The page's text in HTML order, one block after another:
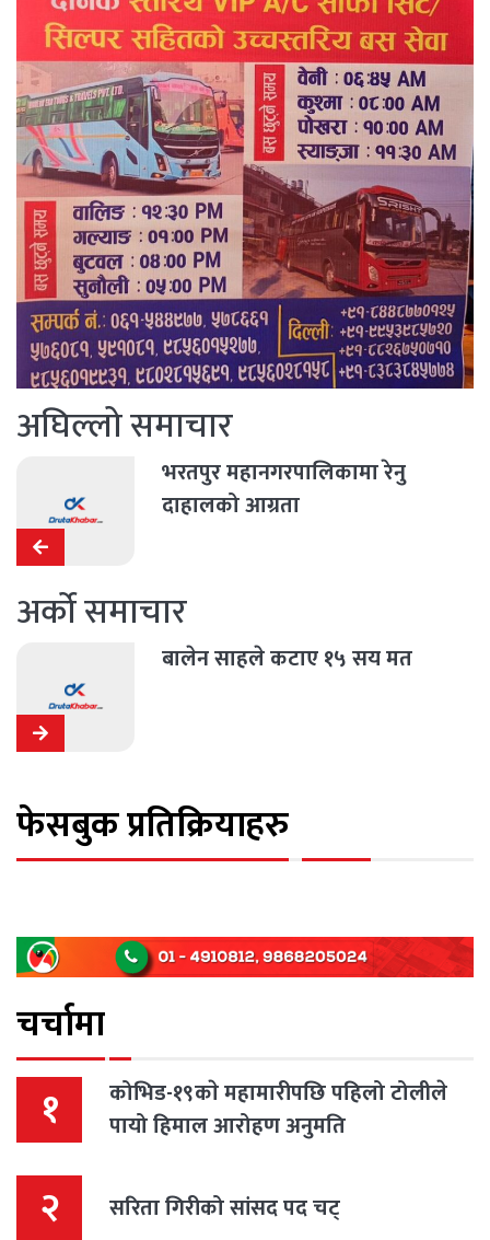
अघिल्लो समाचार
भरतपुर महानगरपालिकामा रेनु
दाहालको आग्रता
अर्को समाचार
बालेन साहले कटाए १५ सय मत
फेसबुक प्रतिक्रियाहरु
चर्चामा
१
कोभिड-१९काे महामारीपछि पहिलो टोलीले
पायो हिमाल आरोहण अनुमति
२ सरिता गिरीको सांसद पद चट्